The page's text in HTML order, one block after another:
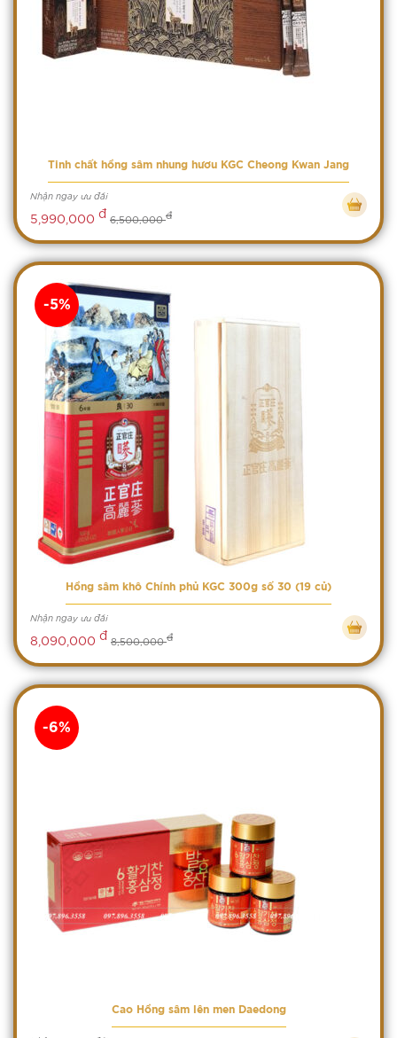
Tinh chất hồng sâm nhung hươu KGC Cheong Kwan Jang
Nhận ngay ưu đãi
5,990,000 đ 6,500,000đ
Hồng sâm khô Chính phủ KGC 300g số 30 (19 củ)
Nhận ngay ưu đãi
8,090,000 đ 8,500,000đ
-5%
Cao Hồng sâm lên men Daedong
-6%